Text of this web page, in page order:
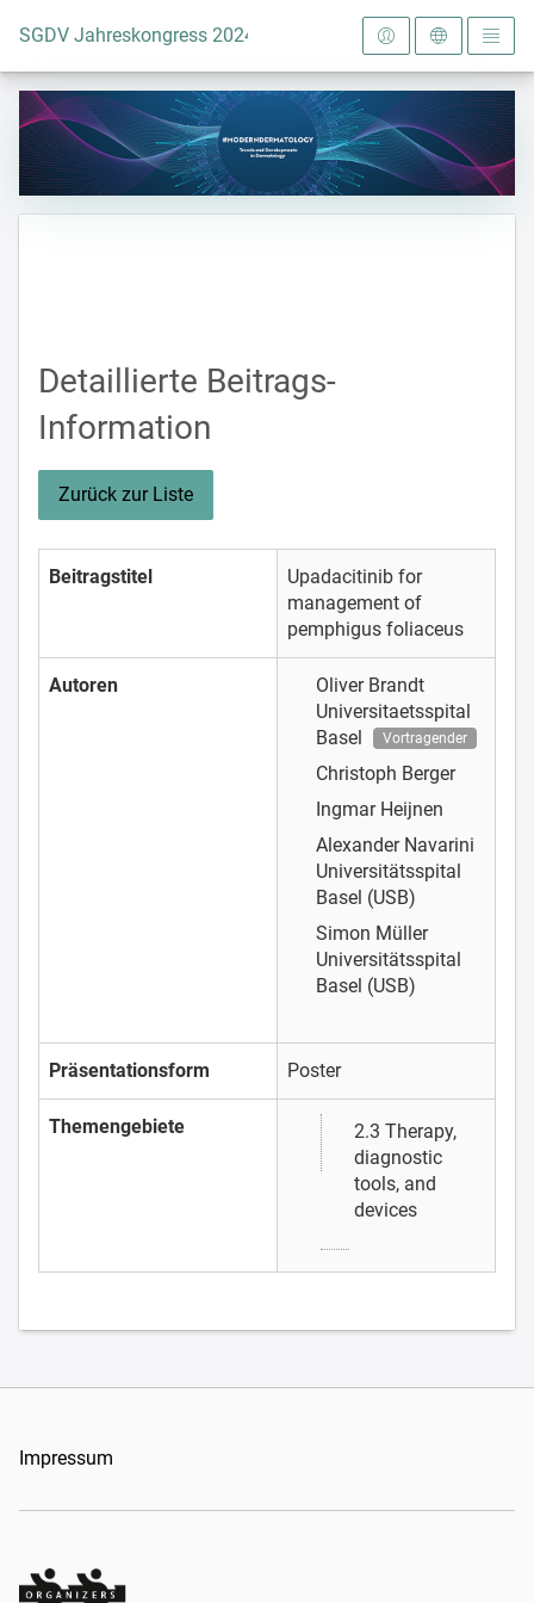
Zur Startseite
SGDV Jahreskongress 2024
Detaillierte Beitrags-
Information
Zurück zur Liste
Beitragstitel
Upadacitinib for
management of
pemphigus foliaceus
Autoren
Oliver Brandt
Universitaetsspital
Basel
Vortragender
Christoph Berger
Ingmar Heijnen
Alexander Navarini
Universitätsspital
Basel (USB)
Simon Müller
Universitätsspital
Basel (USB)
Präsentationsform Poster
Themengebiete
2.3 Therapy,
diagnostic
tools, and
devices
Impressum
Organizers Schweiz GmbH